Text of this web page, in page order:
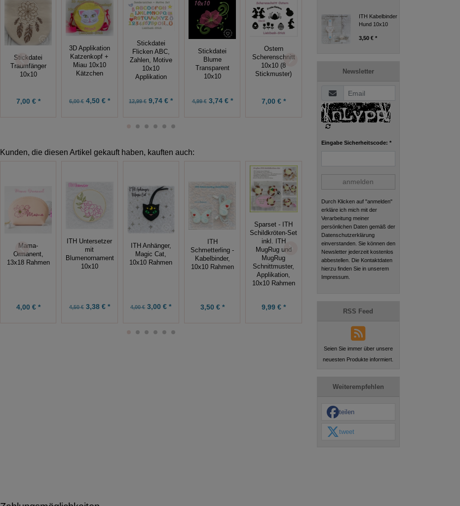
Stickdatei
Traumfänger
10x10
7,00 € *
3D Applikation
Katzenkopf +
Miau 10x10
Kätzchen
6,00 €4,50 € *
Stickdatei
Flicken ABC,
Zahlen, Motive
10x10
Applikation
12,99 €9,74 € *
Stickdatei
Blume
Transparent
10x10
4,99 €3,74 € *
Ostern
Scherenschnitt
10x10 (8
Stickmuster)
7,00 € *
Meeresleben
5,00 € * 4,99 € *
Kunden, die diesen Artikel gekauft haben, kauften auch:
Mama-
Ormanent,
13x18 Rahmen
4,00 € *
ITH Untersetzer
mit
Blumenornament
10x10
4,50 €3,38 € *
ITH Anhänger,
Magic Cat,
10x10 Rahmen
4,00 €3,00 € *
ITH
Schmetterling -
Kabelbinder,
10x10 Rahmen
3,50 € *
Sparset - ITH
Schildkröten-Set
inkl. ITH
MugRug und
MugRug
Schnittmuster,
Applikation,
10x10 Rahmen
9,99 € *
ITH
Lesezeichen,
Zitrone
2,63 € *
Sternzeichen-
Anhänger
Fische 10x10
Rahmen
ITH Kabelbinder
Hund 10x10
3,50 € *
Newsletter
Eingabe Sicherheitscode: *
anmelden
Durch Klicken auf "anmelden"
erkläre ich mich mit der
Verarbeitung meiner
persönlichen Daten gemäß der
Datenschutzerklärung
einverstanden. Sie können den
Newsletter jederzeit kostenlos
abbestellen. Die Kontaktdaten
hierzu finden Sie in unserem
Impressum.
RSS Feed
Seien Sie immer über unsere
neuesten Produkte informiert.
Weiterempfehlen
teilen
tweet